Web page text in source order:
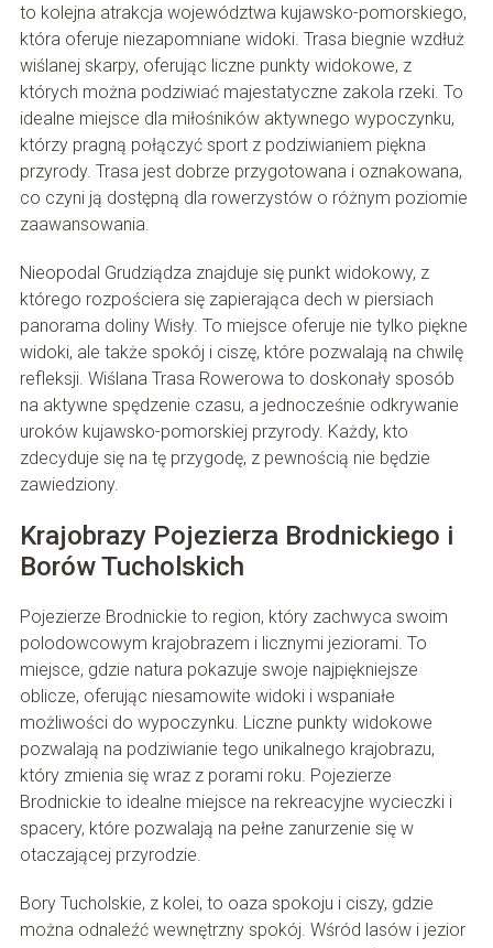
to kolejna atrakcja województwa kujawsko-pomorskiego,
która oferuje niezapomniane widoki. Trasa biegnie wzdłuż
wiślanej skarpy, oferując liczne punkty widokowe, z
których można podziwiać majestatyczne zakola rzeki. To
idealne miejsce dla miłośników aktywnego wypoczynku,
którzy pragną połączyć sport z podziwianiem piękna
przyrody. Trasa jest dobrze przygotowana i oznakowana,
co czyni ją dostępną dla rowerzystów o różnym poziomie
zaawansowania.
Nieopodal Grudziądza znajduje się punkt widokowy, z
którego rozpościera się zapierająca dech w piersiach
panorama doliny Wisły. To miejsce oferuje nie tylko piękne
widoki, ale także spokój i ciszę, które pozwalają na chwilę
refleksji. Wiślana Trasa Rowerowa to doskonały sposób
na aktywne spędzenie czasu, a jednocześnie odkrywanie
uroków kujawsko-pomorskiej przyrody. Każdy, kto
zdecyduje się na tę przygodę, z pewnością nie będzie
zawiedziony.
Krajobrazy Pojezierza Brodnickiego i
Borów Tucholskich
Pojezierze Brodnickie to region, który zachwyca swoim
polodowcowym krajobrazem i licznymi jeziorami. To
miejsce, gdzie natura pokazuje swoje najpiękniejsze
oblicze, oferując niesamowite widoki i wspaniałe
możliwości do wypoczynku. Liczne punkty widokowe
pozwalają na podziwianie tego unikalnego krajobrazu,
który zmienia się wraz z porami roku. Pojezierze
Brodnickie to idealne miejsce na rekreacyjne wycieczki i
spacery, które pozwalają na pełne zanurzenie się w
otaczającej przyrodzie.
Bory Tucholskie, z kolei, to oaza spokoju i ciszy, gdzie
można odnaleźć wewnętrzny spokój. Wśród lasów i jezior